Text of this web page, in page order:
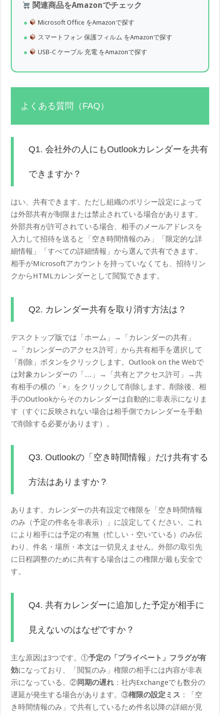
関連商品をAmazonでチェック
Microsoft Office をAmazonで探す
スマートフォン 保護フィルム をAmazonで探す
USB-C ケーブル 充電 をAmazonで探す
よくある質問（FAQ）
Q1. 会社外の人にもOutlookカレンダーを共有
できますか？
はい、共有できます。ただし組織のポリシー設定によって
は外部共有が制限または禁止されている場合があります。
外部共有が許可されている場合、相手のメールアドレスを
入力して招待を送ると「空き時間情報のみ」「限定的な詳
細情報」「すべての詳細情報」から選んで共有できます。
相手がMicrosoftアカウントを持っていなくても、招待リン
クからHTMLカレンダーとして閲覧できます。
Q2. カレンダー共有を取り消す方法は？
デスクトップ版では「ホーム」→「カレンダーの共有」
→「カレンダーのアクセス許可」から共有相手を選択して
「削除」ボタンをクリックします。Outlook on the Webで
は対象カレンダーの「…」→「共有とアクセス許可」→共
有相手の横の「×」をクリックして削除します。削除後、相
手のOutlookからそのカレンダーは自動的に非表示になりま
す（すぐに反映されない場合は相手側でカレンダーを手動
で削除する必要があります）。
Q3. Outlookの「空き時間情報」だけ共有する
方法はありますか？
あります。カレンダーの共有設定で権限を「空き時間情報
のみ（予定の件名を非表示）」に設定してください。これ
により相手には予定の有無（忙しい・空いている）のみ伝
わり、件名・場所・本文は一切見えません。外部の取引先
に日程調整のために共有する場合はこの権限が最も安全で
す。
Q4. 共有カレンダーに追加した予定が相手に
見えないのはなぜですか？
主な原因は3つです。①予定の「プライベート」フラグが有
効になっており、「閲覧のみ」権限の相手には内容が非表
示になっている。②同期の遅れ ：社内Exchangeでも数分の
遅延が発生する場合があります。③権限の設定ミス ：「空
き時間情報のみ」で共有しているため件名以降の詳細が見